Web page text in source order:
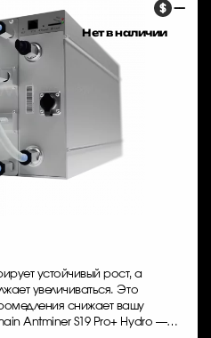
—
устойчивый рост, а
увеличиваться. Это
снижает вашу
Antminer S19 Pro+ Hydro —
Нет в наличии